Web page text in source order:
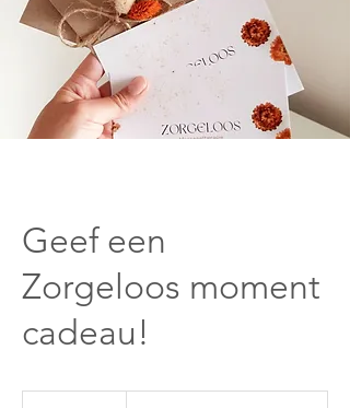
Geef een
Zorgeloos moment
cadeau!